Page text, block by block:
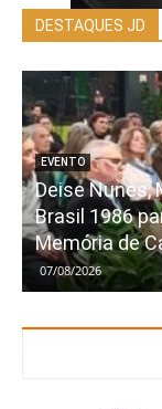
DESTAQUES JD
EVENTO
Deise Nunes,
Brasil 1986
Memória de
07/08/2026